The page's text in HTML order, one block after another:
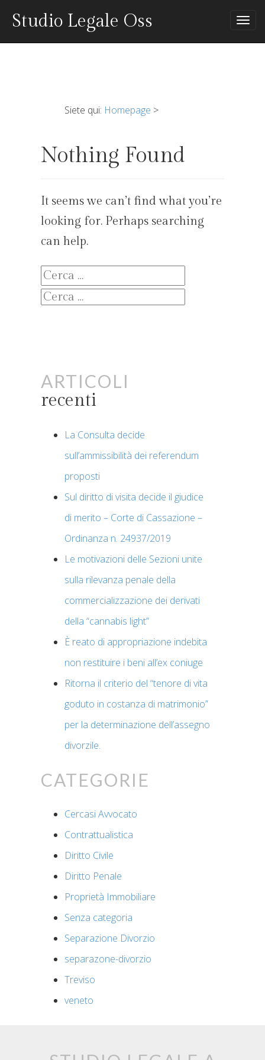
Studio Legale Oss
Siete qui: Homepage >
Nothing Found
It seems we can’t find what you’re
looking for. Perhaps searching
can help.
Ricerca
per:
Ricerca
per:
Articoli
recenti
La Consulta decide
sull’ammissibilità dei referendum
proposti
Sul diritto di visita decide il giudice
di merito – Corte di Cassazione –
Ordinanza n. 24937/2019
Le motivazioni delle Sezioni unite
sulla rilevanza penale della
commercializzazione dei derivati
della “cannabis light”
È reato di appropriazione indebita
non restituire i beni all’ex coniuge
Ritorna il criterio del “tenore di vita
goduto in costanza di matrimonio”
per la determinazione dell’assegno
divorzile.
Categorie
Cercasi Avvocato
Contrattualistica
Diritto Civile
Diritto Penale
Proprietà Immobiliare
Senza categoria
Separazione Divorzio
separazone-divorzio
Treviso
veneto